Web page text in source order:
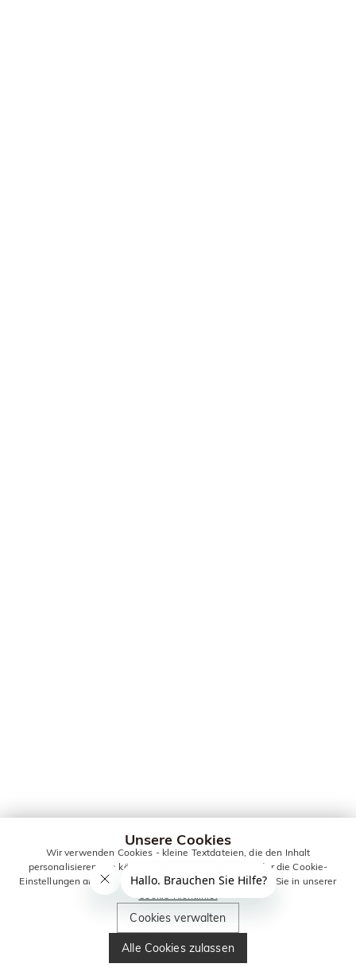
Unsere Cookies
Wir verwenden Cookies - kleine Textdateien, die den Inhalt
personalisieren. Sie können alle Cookies zulassen oder die Cookie-
Einstellungen anpassen. Weitere Informationen erhalten Sie in unserer
Cookie-Richtlinie.
Cookies verwalten
Alle Cookies zulassen